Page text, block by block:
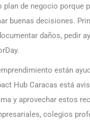
plan de negocio
buenas decisiones.
daños, pedir
están
Hub Caracas está
y aprovechar estos
colegios